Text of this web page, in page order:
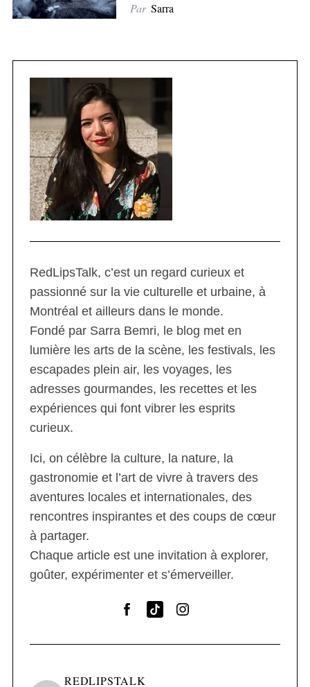
Par Sarra
RedLipsTalk, c’est un regard curieux et
passionné sur la vie culturelle et urbaine, à
Montréal et ailleurs dans le monde.
Fondé par Sarra Bemri, le blog met en
lumière les arts de la scène, les festivals, les
escapades plein air, les voyages, les
adresses gourmandes, les recettes et les
expériences qui font vibrer les esprits
curieux.
Ici, on célèbre la culture, la nature, la
gastronomie et l’art de vivre à travers des
aventures locales et internationales, des
rencontres inspirantes et des coups de cœur
à partager.
Chaque article est une invitation à explorer,
goûter, expérimenter et s’émerveiller.
REDLIPSTALK